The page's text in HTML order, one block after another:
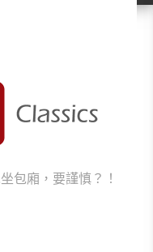
坐包廂，要謹慎？！